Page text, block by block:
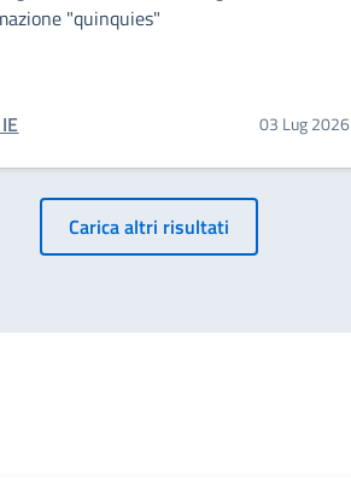
"quinquies"
CORRELATA: 03 Lug 2026
Paginazione
Carica altri risultati